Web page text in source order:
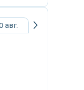
авг.